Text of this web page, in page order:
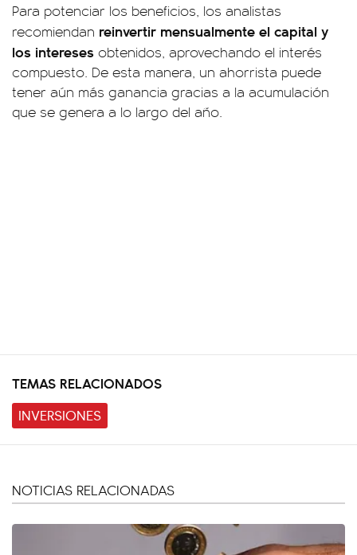
Para potenciar los beneficios, los analistas
recomiendan reinvertir mensualmente el capital y
los intereses obtenidos, aprovechando el interés
compuesto. De esta manera, un ahorrista puede
tener aún más ganancia gracias a la acumulación
que se genera a lo largo del año.
TEMAS RELACIONADOS
INVERSIONES
NOTICIAS RELACIONADAS